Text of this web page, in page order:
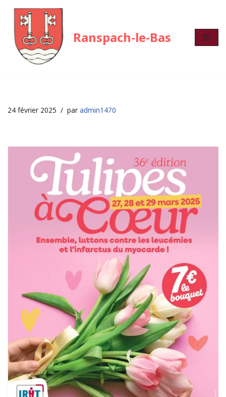
Aller
au
contenu
Ranspach-le-Bas
24 février 2025 par admin1470